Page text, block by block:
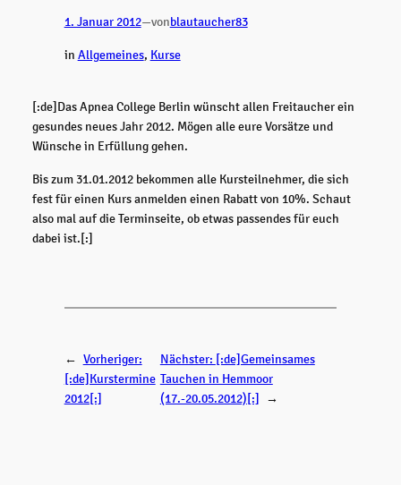
1. Januar 2012—vonblautaucher83
in Allgemeines, Kurse
[:de]Das Apnea College Berlin wünscht allen Freitaucher ein
gesundes neues Jahr 2012. Mögen alle eure Vorsätze und
Wünsche in Erfüllung gehen.
Bis zum 31.01.2012 bekommen alle Kursteilnehmer, die sich
fest für einen Kurs anmelden einen Rabatt von 10%. Schaut
also mal auf die Terminseite, ob etwas passendes für euch
dabei ist.[:]
← Vorheriger:
[:de]Kurstermine
2012[:]
Nächster: [:de]Gemeinsames
Tauchen in Hemmoor
(17.-20.05.2012)[:] →